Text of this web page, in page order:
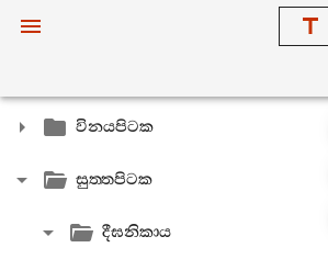
විනයපිටක
සුත‍්තපිටක
දීඝනිකාය